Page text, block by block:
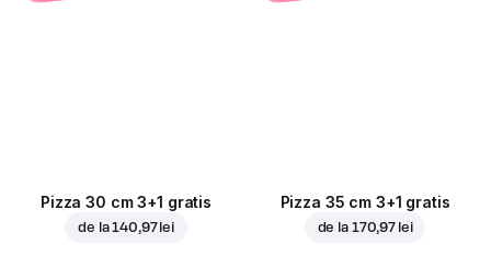
Pizza 30 cm 3+1 gratis
de la140,97 lei
Pizza 35 cm 3+1 gratis
de la 170,97 lei